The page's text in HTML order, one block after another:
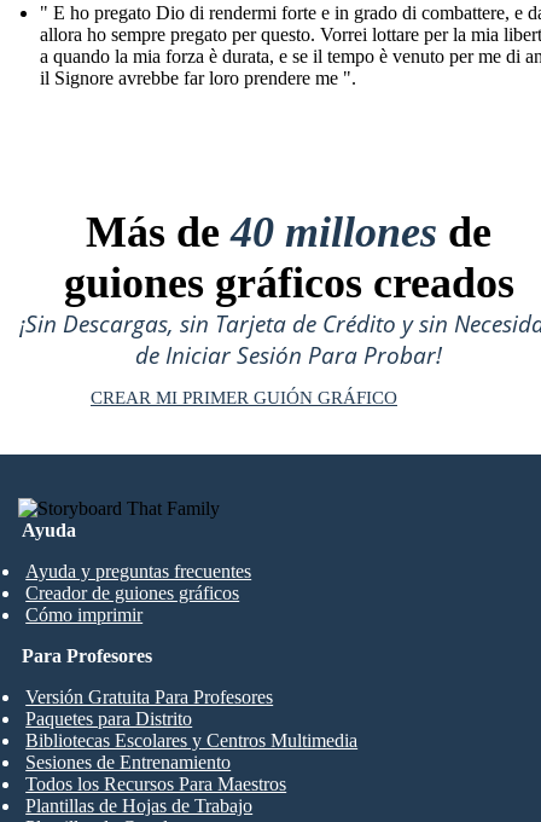
" E ho pregato Dio di rendermi forte e in grado di combattere, e
allora ho sempre pregato per questo. Vorrei lottare per la mia
a quando la mia forza è durata, e se il tempo è venuto per me di
il Signore avrebbe far loro prendere me ".
Más de40 millones de
guiones gráficos creados
¡Sin Descargas, sin Tarjeta de Crédito y sin
de Iniciar Sesión Para Probar!
CREAR MI PRIMER GUIÓN GRÁFICO
Ayuda
Ayuda y preguntas frecuentes
Creador de guiones gráficos
Cómo imprimir
Para Profesores
Versión Gratuita Para Profesores
Paquetes para Distrito
Bibliotecas Escolares y Centros Multimedia
Sesiones de Entrenamiento
Todos los Recursos Para Maestros
Plantillas de Hojas de Trabajo